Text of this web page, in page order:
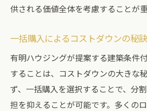
供される価値全体を考慮することが重
一括購入によるコストダウンの秘訣
有明ハウジングが提案する建築条件
することは、コストダウンの大きな
ず、一括購入を選択することで、分
担を抑えることが可能です。多くの